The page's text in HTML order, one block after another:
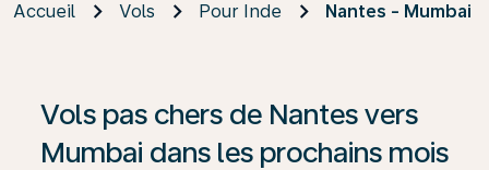
Accueil Vols Pour Inde Nantes - Mumbai
Vols pas chers de Nantes vers
Mumbai dans les prochains mois
Si aucun résultat n’est disponible, cliquez sur «